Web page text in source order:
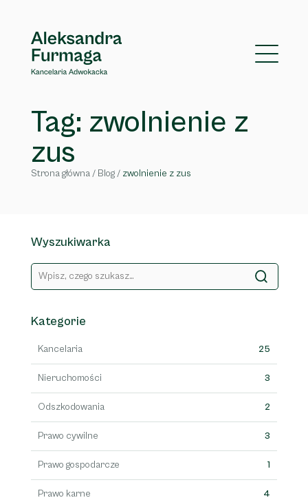
Tag: zwolnienie z
zus
Strona główna/ Blog/ zwolnienie z zus
Wyszukiwarka
Kategorie
Kancelaria 25
Nieruchomości 3
Odszkodowania 2
Prawo cywilne 3
Prawo gospodarcze 1
Prawo karne 4